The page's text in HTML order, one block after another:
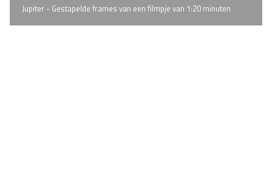
Jupiter - Gestapelde frames van een filmpje van 1:20 minuten